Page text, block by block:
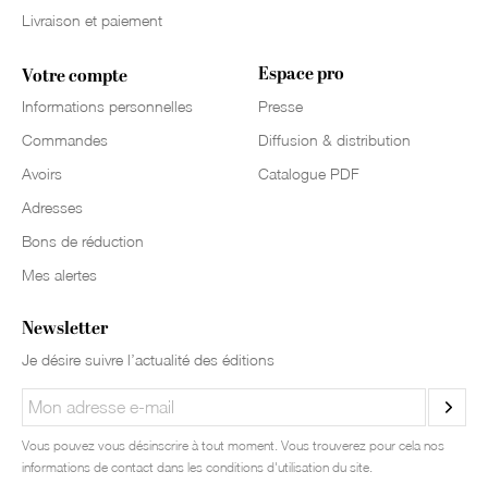
Livraison et paiement
Votre compte
Informations personnelles
Commandes
Avoirs
Adresses
Bons de réduction
Mes alertes
Espace pro
Presse
Diffusion & distribution
Catalogue PDF
Newsletter
Je désire suivre l’actualité des éditions
Vous pouvez vous désinscrire à tout moment. Vous trouverez pour cela nos
informations de contact dans les conditions d'utilisation du site.